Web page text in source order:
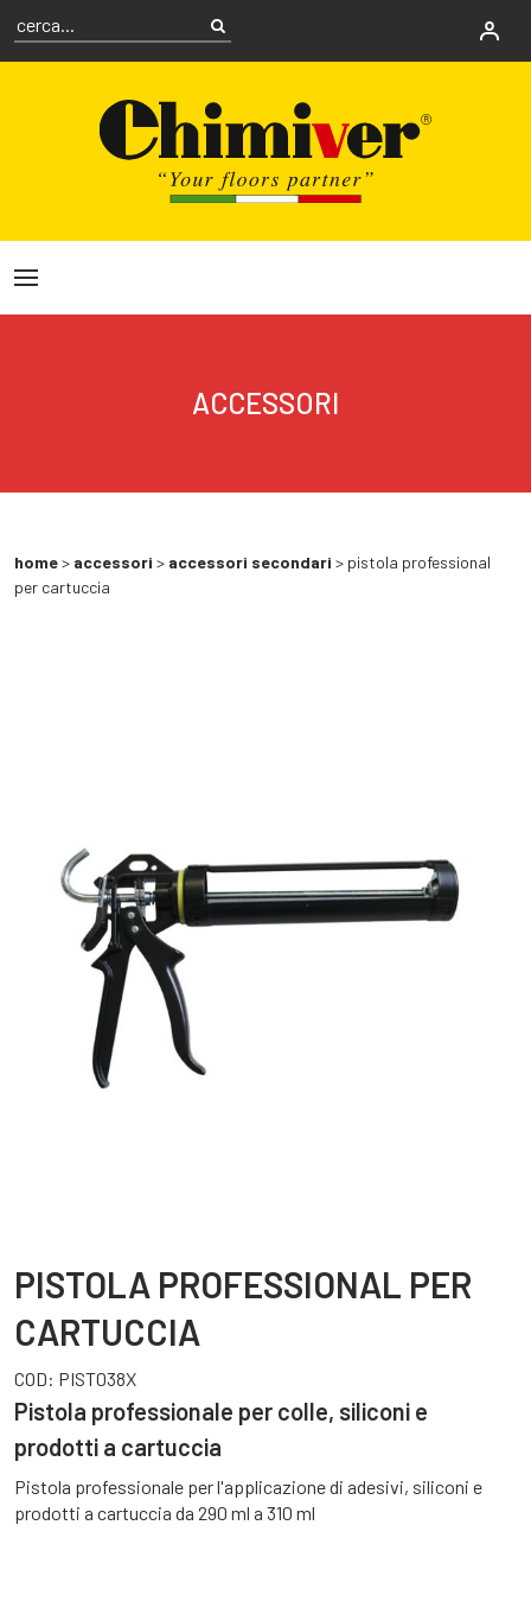
ACCESSORI
home> accessori > accessori secondari > pistola professional
per cartuccia
PISTOLA PROFESSIONAL PER
CARTUCCIA
COD: PIST038X
Pistola professionale per colle, siliconi e
prodotti a cartuccia
Pistola professionale per l'applicazione di adesivi, siliconi e
prodotti a cartuccia da 290 ml a 310 ml